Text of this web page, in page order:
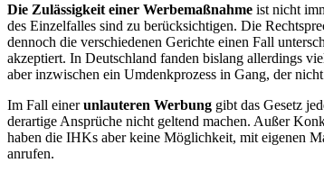
Die Zulässigkeit einer Werbemaßnahme ist nicht
des Einzelfalles sind zu berücksichtigen. Die
dennoch die verschiedenen Gerichte einen Fall
akzeptiert. In Deutschland fanden bislang allerdings
aber inzwischen ein Umdenkprozess in Gang, der
Im Fall einerunlauteren Werbung gibt das Gesetz
derartige Ansprüche nicht geltend machen. Außer
haben die IHKs aber keine Möglichkeit, mit eigenen
anrufen.